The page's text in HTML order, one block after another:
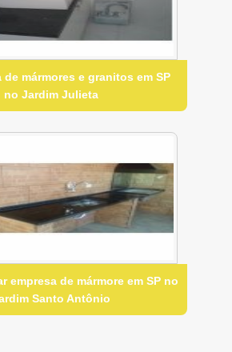
mármores e granitos em SP
no Jardim Julieta
empresa de mármore em SP no
Santo Antônio